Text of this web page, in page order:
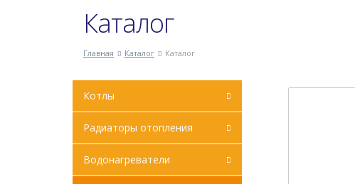
Каталог
Главная Каталог Каталог
Котлы
Радиаторы отопления
Водонагреватели